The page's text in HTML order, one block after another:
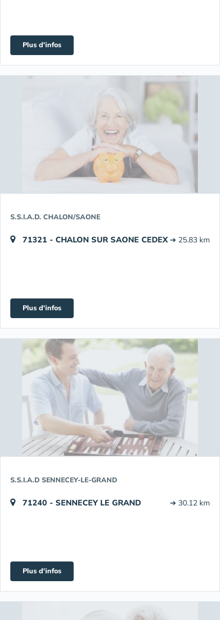
Plus d'infos
S.S.I.A.D. CHALON/SAONE
71321 - CHALON SUR SAONE CEDEX ➔ 25.83 km
Plus d'infos
S.S.I.A.D SENNECEY-LE-GRAND
71240 - SENNECEY LE GRAND ➔ 30.12 km
Plus d'infos